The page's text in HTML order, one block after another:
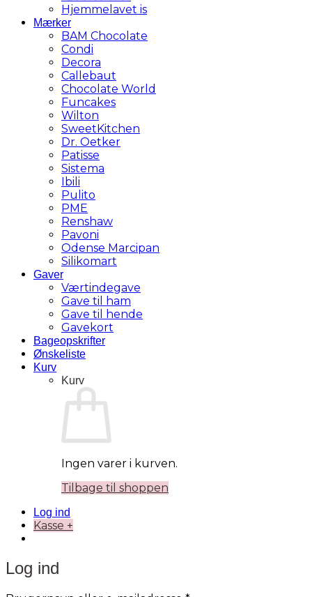
Hjemmelavet is
Mærker
BAM Chocolate
Condi
Decora
Callebaut
Chocolate World
Funcakes
Wilton
SweetKitchen
Dr. Oetker
Patisse
Sistema
Ibili
Pulito
PME
Renshaw
Pavoni
Odense Marcipan
Silikomart
Gaver
Værtindegave
Gave til ham
Gave til hende
Gavekort
Bageopskrifter
Ønskeliste
Kurv
Kurv
Ingen varer i kurven.
Tilbage til shoppen
Log ind
Kasse +
Log ind